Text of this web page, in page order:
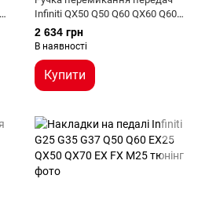
Infiniti QX50 Q50 Q60 QX60 Q60S
QX70 Q70 QX80 EX FX QX JX
кришталь
2 634 грн
В наявності
Купити